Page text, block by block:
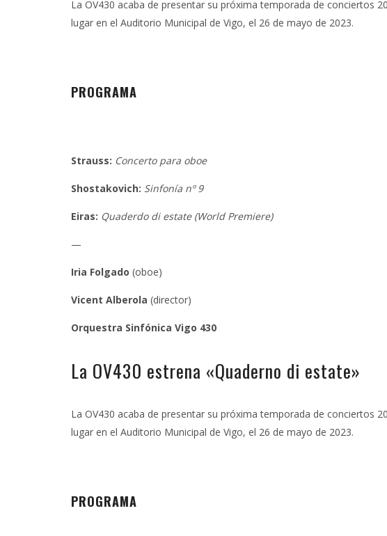
La OV430 acaba de presentar su próxima temporada de conciertos
lugar en el Auditorio Municipal de Vigo, el 26 de mayo de 2023.
PROGRAMA
Strauss: Concerto para oboe
Shostakovich: Sinfonía nº 9
Eiras: Quaderdo di estate (World Premiere)
—
Iria Folgado (oboe)
Vicent Alberola (director)
Orquestra Sinfónica Vigo 430
La OV430 estrena «Quaderno di estate»
La OV430 acaba de presentar su próxima temporada de conciertos
lugar en el Auditorio Municipal de Vigo, el 26 de mayo de 2023.
PROGRAMA